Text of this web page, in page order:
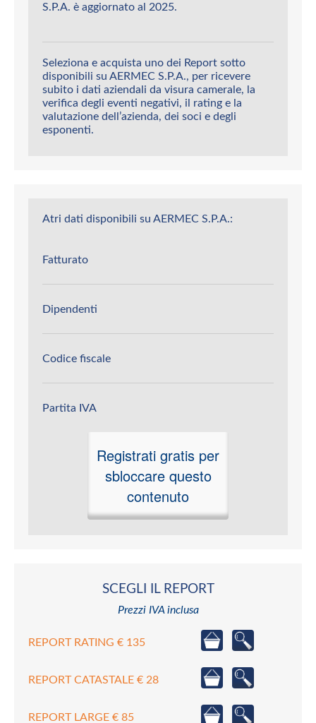
S.P.A. è aggiornato al 2025.
Seleziona e acquista uno dei Report sotto
disponibili su AERMEC S.P.A., per ricevere
subito i dati aziendali da visura camerale, la
verifica degli eventi negativi, il rating e la
valutazione dell’azienda, dei soci e degli
esponenti.
Atri dati disponibili su AERMEC S.P.A.:
Fatturato
Dipendenti
Codice fiscale
Partita IVA
Registrati gratis per
sbloccare questo
contenuto
SCEGLI IL REPORT
Prezzi IVA inclusa
REPORT RATING € 135
REPORT CATASTALE € 28
REPORT LARGE € 85